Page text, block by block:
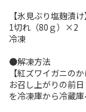
【氷見ぶり塩麹漬け
1切れ（80ｇ）×2
冷凍
●解凍方法
【紅ズワイガニの
お召し上がりの前
を冷凍庫から冷蔵庫